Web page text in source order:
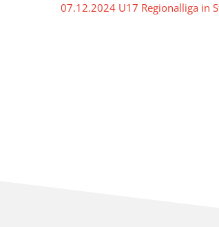
07.12.2024 U17 Regionalliga in